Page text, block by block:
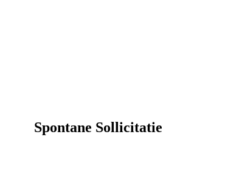
Spontane Sollicitatie